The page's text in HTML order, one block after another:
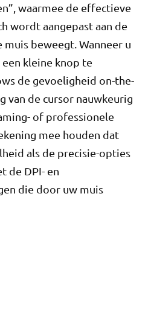
waarmee de effectieve
wordt aangepast aan de
muis beweegt. Wanneer u
​​kleine knop te
de gevoeligheid on-the-
van de cursor nauwkeurig
of professionele
mee houden dat
als de precisie-opties
de DPI- en
die door uw muis